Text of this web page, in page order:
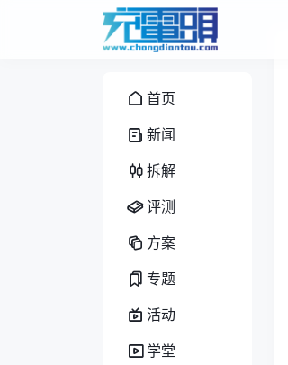
首页
新闻
拆解
评测
方案
专题
活动
学堂